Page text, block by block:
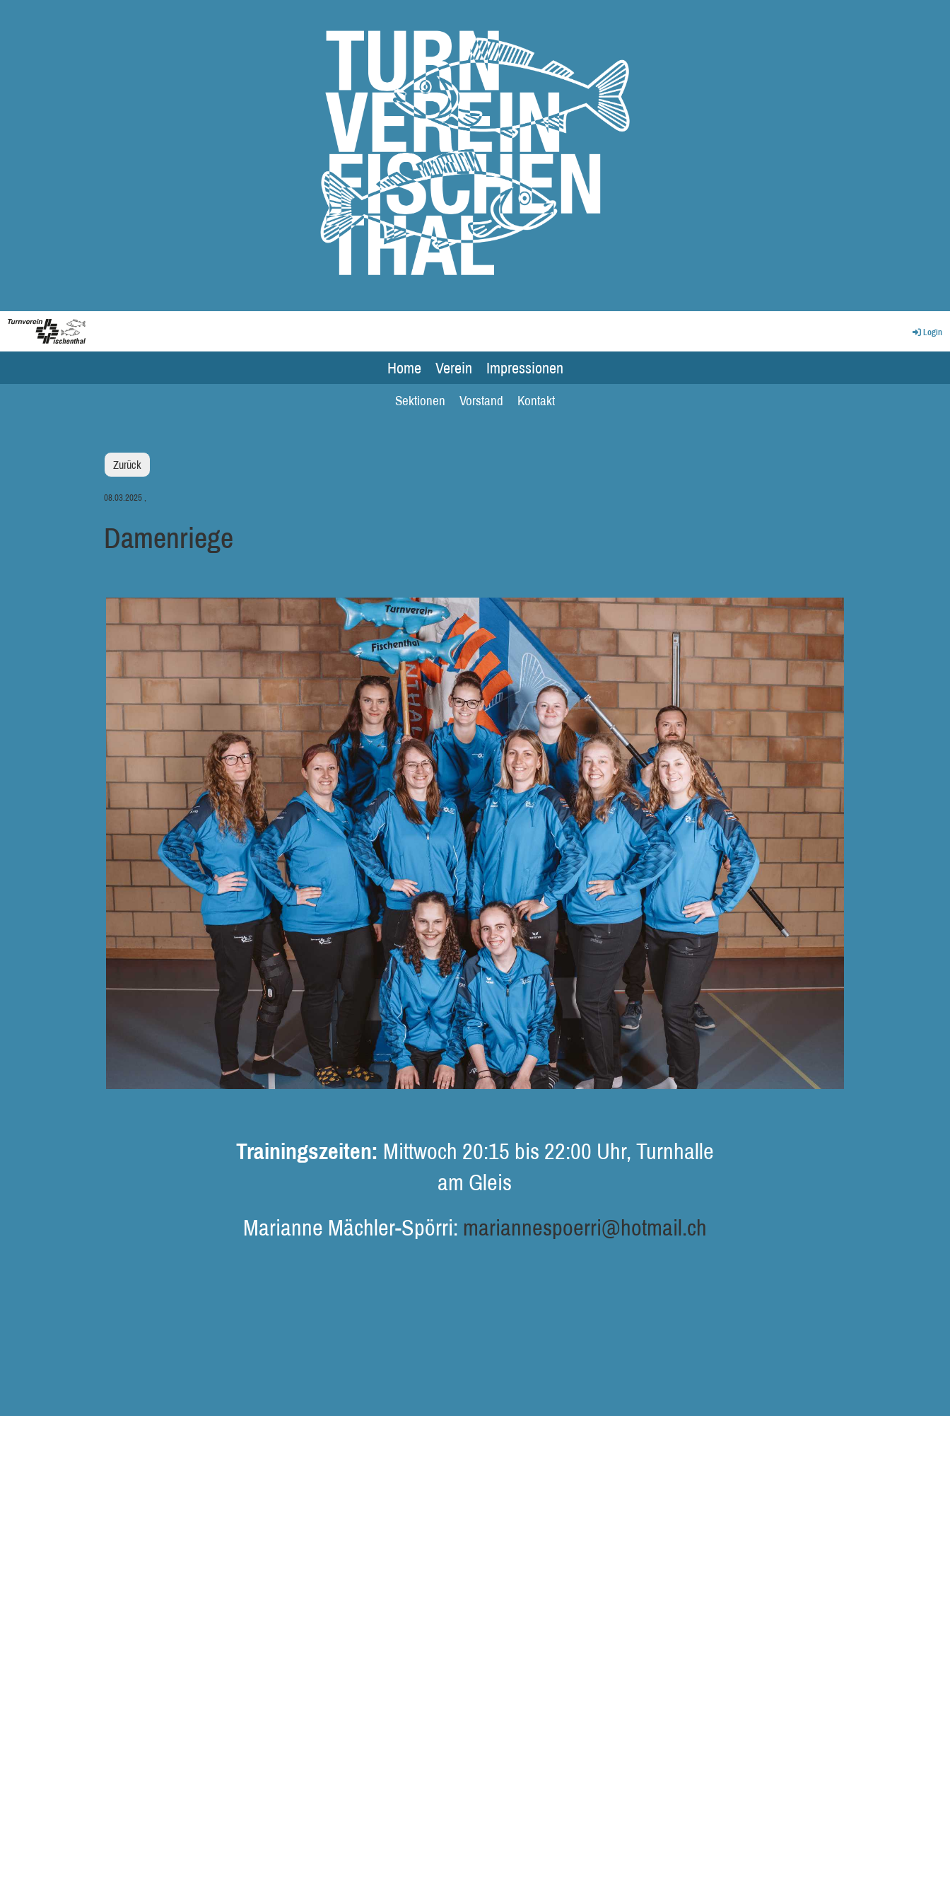
Login
Home Verein Impressionen
Sektionen Vorstand Kontakt
Zurück
08.03.2025 ,
Damenriege
Trainingszeiten: Mittwoch 20:15 bis 22:00 Uhr, Turnhalle
am Gleis
Marianne Mächler-Spörri: mariannespoerri@hotmail.ch